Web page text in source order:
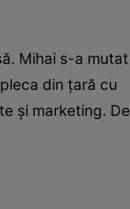
Mihai s-a mutat
din țară cu
și marketing. De